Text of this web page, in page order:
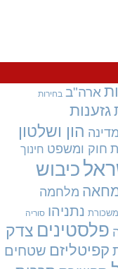
ארה"ב בחירות
הון ושלטון
ומשפט חינוך
כיבוש
מלחמה
נתניהו סוריה
צדק
שטחים